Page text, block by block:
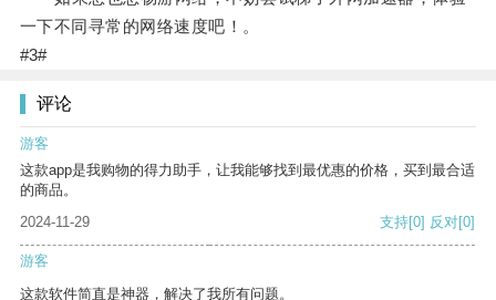
一下不同寻常的网络速度吧！。
#3#
评论
游客
这款app是我购物的得力助手，让我能够找到最优惠的价格，买到最合适
的商品。
2024-11-29
支持[0] 反对[0]
游客
这款软件简直是神器，解决了我所有问题。